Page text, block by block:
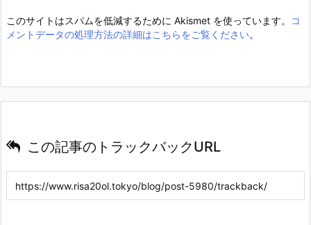
このサイトはスパムを低減するために Akismet を使っています。
コ
メントデータの処理方法の詳細はこちらをご覧ください。
この記事のトラックバックURL